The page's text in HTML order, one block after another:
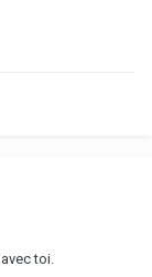
toi.